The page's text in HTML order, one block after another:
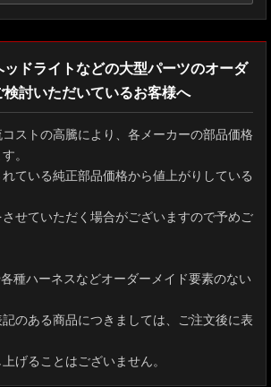
ドライトなどの大型パーツのオーダ
討いただいているお客様へ
ストの高騰により、各メーカーの部品価格
。
ている純正部品価格から値上がりしている
せていただく場合がございますので予めご
種ハーネスなどオーダーメイド要素のない
記のある商品につきましては、ご注文後に表
げることはございません。